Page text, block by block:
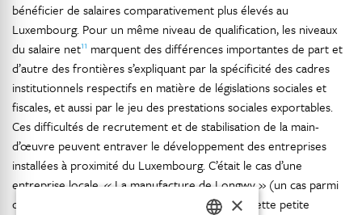
bénéficier de salaires comparativement plus élevés au
Luxembourg. Pour un même niveau de qualification, les niveaux
du salaire net11 marquent des différences importantes de part et
d’autre des frontières s’expliquant par la spécificité des cadres
institutionnels respectifs en matière de législations sociales et
fiscales, et aussi par le jeu des prestations sociales exportables.
Ces difficultés de recrutement et de stabilisation de la main-
d’œuvre peuvent entraver le développement des entreprises
installées à proximité du Luxembourg. C’était le cas d’une
entreprise locale, « La manufacture de Longwy » (un cas parmi
d’autres dont la presse locale avait fait écho). Cette petite
×